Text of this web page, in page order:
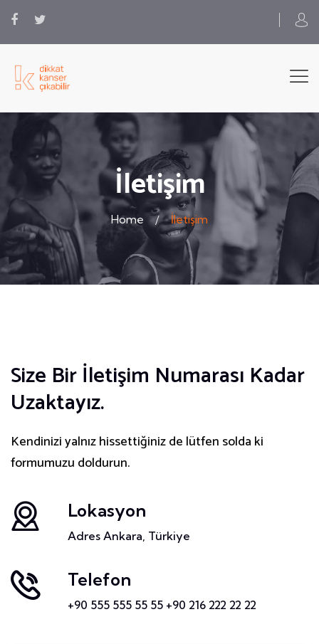
İletişim
Home İletişim
Size Bir İletişim Numarası Kadar
Uzaktayız.
Kendinizi yalnız hissettiğiniz de lütfen solda ki
formumuzu doldurun.
Lokasyon
Adres Ankara, Türkiye
Telefon
+90 555 555 55 55 +90 216 222 22 22